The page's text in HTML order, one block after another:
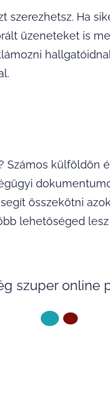
szerezhetsz. Ha
üzeneteket is
külföldön
összekötni
lehetőséged
szuper online